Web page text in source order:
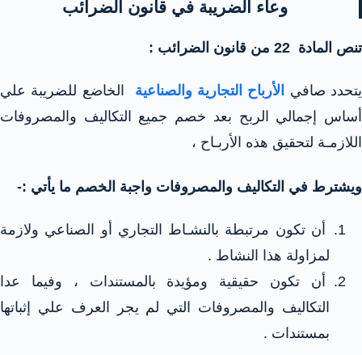
وعاء الضريبة في قانون الضرائب
تنص المادة 22 من قانون الضرائب :
يتحدد صافي الأرباح التجارية والصناعية
الخاضع للضريبة علي
أساس إجمالي الربح بعد خصم جميع التكاليف والمصروفات
اللازمـة لتحقيق هذه الأربـاح ،
ويشترط في التكاليف والمصروفات واجبة الخصم ما يأتي :-
أن تكون مرتبطة بالنشـاط التجاري أو الصناعي ولازمة
لمزاولة هذا النشاط .
أن تكون حقيقية ومؤيدة بالمستندات ، وفيما عدا
التكاليف والمصروفات التي لم يجر العرف علي إثباتها
بمستندات .